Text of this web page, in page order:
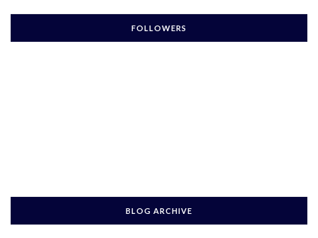
FOLLOWERS
BLOG ARCHIVE